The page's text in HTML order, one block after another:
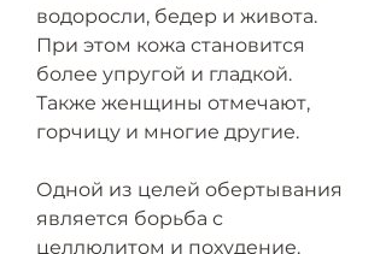
водоросли, бедер и живота.
При этом кожа становится
более упругой и гладкой.
Также женщины отмечают,
горчицу и многие другие.
Одной из целей обертывания
является борьба с
целлюлитом и похудение.